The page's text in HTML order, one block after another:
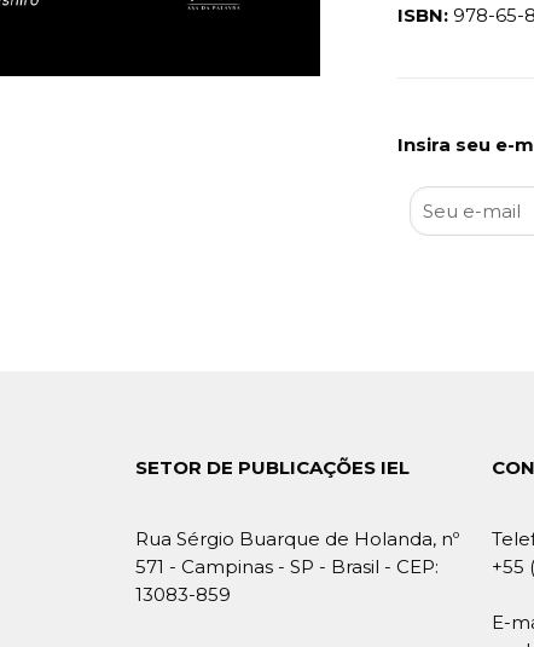
ISBN: 978-65-
Insira seu e-
SETOR DE PUBLICAÇÕES IEL
Rua Sérgio Buarque de Holanda, nº
571 - Campinas - SP - Brasil - CEP:
13083-859
+55
E-